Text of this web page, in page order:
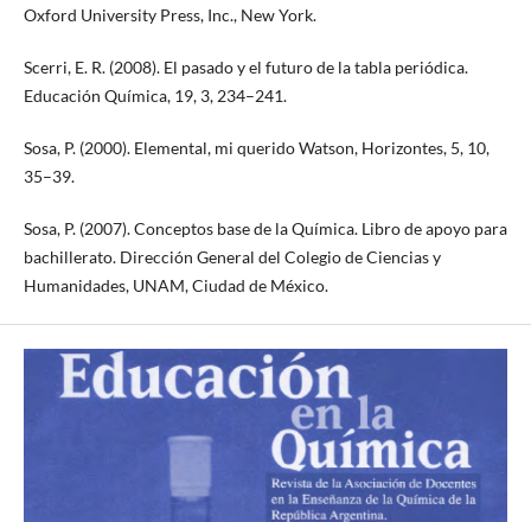
Oxford University Press, Inc., New York.
Scerri, E. R. (2008). El pasado y el futuro de la tabla periódica.
Educación Química, 19, 3, 234–241.
Sosa, P. (2000). Elemental, mi querido Watson, Horizontes, 5, 10,
35–39.
Sosa, P. (2007). Conceptos base de la Química. Libro de apoyo para
bachillerato. Dirección General del Colegio de Ciencias y
Humanidades, UNAM, Ciudad de México.